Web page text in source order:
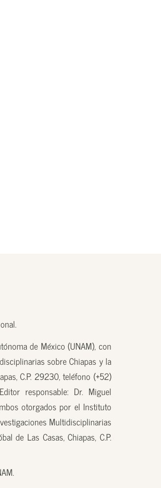
de México (UNAM), con
sobre Chiapas y la
C.P. 29230, teléfono (+52)
responsable: Dr. Miguel
otorgados por el Instituto
Multidisciplinarias
de Las Casas, Chiapas, C.P.